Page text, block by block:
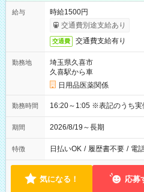
給与
時給1500円
交通費別途支給あり
交通費 交通費支給有り
勤務地
埼玉県久喜市
久喜駅から車
日用品医薬関係
勤務時間 16:20～1:05 ※表記の
期間 2026/8/19～長期
特徴 日払いOK / 履歴書不要 / 電
気になる！ 応募